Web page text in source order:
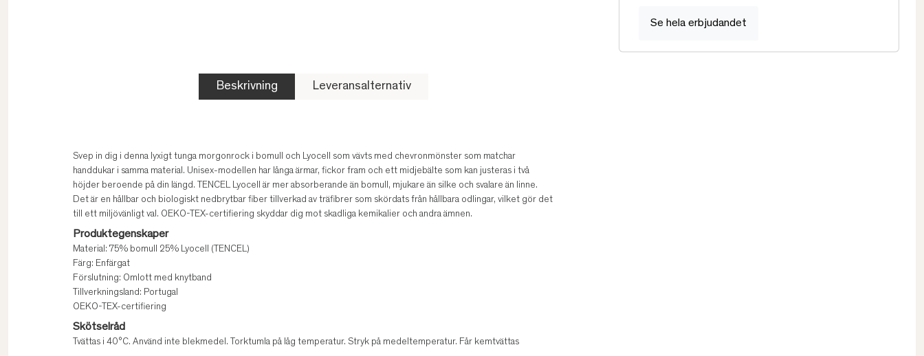
Se hela erbjudandet
Beskrivning Leveransalternativ
Svep in dig i denna lyxigt tunga morgonrock i bomull och Lyocell som vävts med chevronmönster som matchar
handdukar i samma material. Unisex-modellen har långa ärmar, fickor fram och ett midjebälte som kan justeras i två
höjder beroende på din längd. TENCEL Lyocell är mer absorberande än bomull, mjukare än silke och svalare än linne.
Det är en hållbar och biologiskt nedbrytbar fiber tillverkad av träfibrer som skördats från hållbara odlingar, vilket gör det
till ett miljövänligt val. OEKO-TEX-certifiering skyddar dig mot skadliga kemikalier och andra ämnen.
Produktegenskaper
Material: 75% bomull 25% Lyocell (TENCEL)
Färg: Enfärgat
Förslutning: Omlott med knytband
Tillverkningsland: Portugal
OEKO-TEX-certifiering
Skötselråd
Tvättas i 40°C. Använd inte blekmedel. Torktumla på låg temperatur. Stryk på medeltemperatur. Får kemtvättas